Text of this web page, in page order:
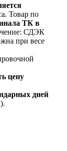
Товар по
ТК в
СДЭК
при весе
цену
дней